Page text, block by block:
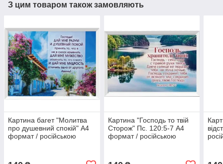
З цим товаром також замовляють
Картина багет "Молитва
про душевний спокій" А4
формат / російською
Картина "Господь то твій
Сторож" Пс. 120:5-7 А4
формат / російською